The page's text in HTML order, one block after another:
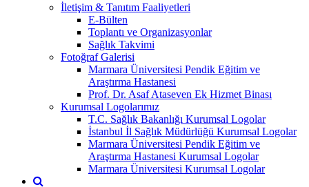
İletişim & Tanıtım Faaliyetleri
E-Bülten
Toplantı ve Organizasyonlar
Sağlık Takvimi
Fotoğraf Galerisi
Marmara Üniversitesi Pendik Eğitim ve
Araştırma Hastanesi
Prof. Dr. Asaf Ataseven Ek Hizmet Binası
Kurumsal Logolarımız
T.C. Sağlık Bakanlığı Kurumsal Logolar
İstanbul İl Sağlık Müdürlüğü Kurumsal Logolar
Marmara Üniversitesi Pendik Eğitim ve
Araştırma Hastanesi Kurumsal Logolar
Marmara Üniversitesi Kurumsal Logolar